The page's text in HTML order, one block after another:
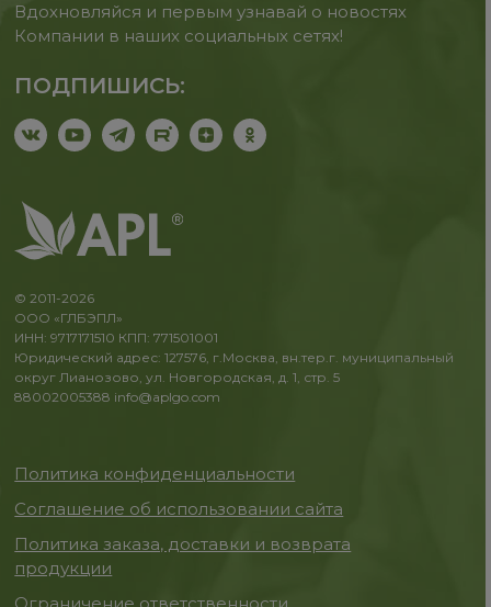
Вдохновляйся и первым узнавай о новостях
Компании в наших социальных сетях!
ПОДПИШИСЬ:
© 2011-2026
ООО «ГЛБЭПЛ»
ИНН: 9717171510 КПП: 771501001
Юридический адрес: 127576, г.Москва, вн.тер.г. муниципальный
округ Лианозово, ул. Новгородская, д. 1, стр. 5
88002005388 info@aplgo.com
Политика конфиденциальности
Соглашение об использовании сайта
Политика заказа, доставки и возврата
продукции